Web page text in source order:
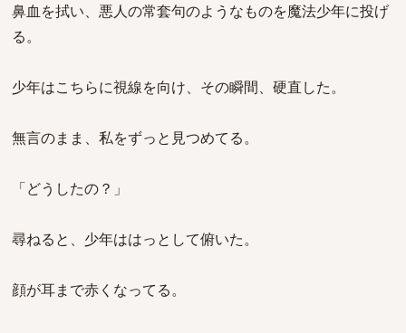
鼻血を拭い、悪人の常套句のようなものを魔法少年に投げ
る。
少年はこちらに視線を向け、その瞬間、硬直した。
無言のまま、私をずっと見つめてる。
「どうしたの？」
尋ねると、少年ははっとして俯いた。
顔が耳まで赤くなってる。